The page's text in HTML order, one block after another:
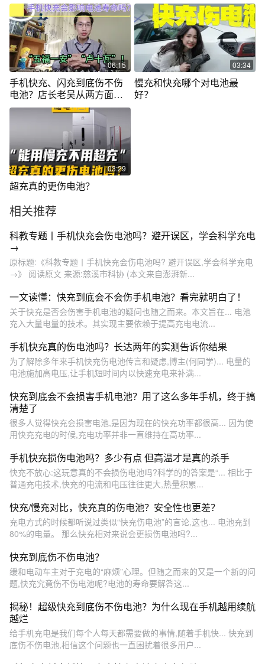
06:15
手机快充、闪充到底伤不伤
电池？店长老吴从两方面为
你解答分析
03:34
慢充和快充哪个对电池最
好？
03:29
超充真的更伤电池？
相关推荐
科教专题丨手机快充会伤电池吗？避开误区，学会科学充电
→
原标题:《科教专题丨手机快充会伤电池吗? 避开误区,学会科学充电
→》 阅读原文 来源:慈溪市科协 (本文来自澎湃新...
一文读懂：快充到底会不会伤手机电池？看完就明白了！
关于快充是否会伤害手机电池的疑问也随之而来。本文旨在... 电池
充入大量电量的技术。其实现主要依赖于提高充电电流...
手机快充真的伤电池吗？长达两年的实测告诉你结果
为了解除多年来手机快充伤电池传言和疑虑,博主(何同学)... 电量的
电池施加高电压,让手机短时间内以快速充电来补满...
快充到底会不会损害手机电池？用了这么多年手机，终于搞
清楚了
很多人觉得快充会损害电池,是因为现在的快充功率都很高... 因为使
用快充充电的时候,充电功率并非一直维持在高功率...
手机快充损伤电池吗？多少有点 但高温才是真的杀手
快充不放心:这玩意真的不会损伤电池吗?科学的的答案是“... 相比于
普通充电技术,快充的电流和电压往往更大,热量积累...
快充/慢充对比，快充真的伤电池？安全性也更差？
充电方式的时候都听说过类似“快充伤电池”的言论,这也... 电池充到
80%的电量。 那么快充相对来说会更损伤电池吗?...
快充到底伤不伤电池？
缓和电动车主对于充电的“麻烦”心理。但随之而来的又是一个新的问
题,快充究竟伤不伤电池呢?电池的寿命要解答这...
揭秘！超级快充到底伤不伤电池？为什么现在手机越用续航
越烂
给手机充电是我们每个人每天都需要做的事情,随着手机快... 快充到
底伤不伤电池,相信这个问题也一直困扰着很多用户...